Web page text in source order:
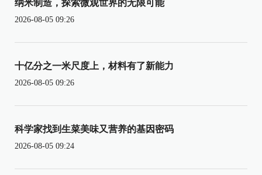
纳米制造，探索微观世界的无限可能
2026-08-05 09:26
十亿分之一米尺度上，材料有了新能力
2026-08-05 09:26
科学家找到生菜美味又营养的基因密码
2026-08-05 09:24